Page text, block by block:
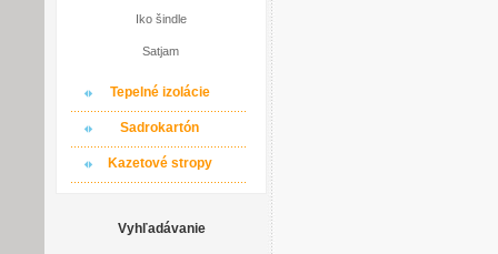
Iko šindle
Satjam
Tepelné izolácie
Sadrokartón
Kazetové stropy
Vyhľadávanie